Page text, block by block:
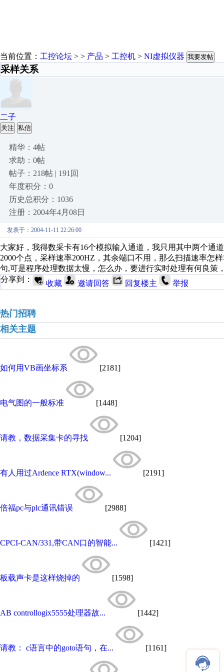
当前位置： 工控论坛 > > 产品 > 工控机 > NI虚拟仪器 我要发帖
采样关系
二子
关注 私信
精华：4帖
求助：0帖
帖子：218帖 | 191回
年度积分：0
历史总积分：1036
注册：2004年4月08日
发表于：2004-11-11 22:26:00
大家好，我得数采卡有16个模拟输入通道，我只用其中两个通
2000个点，采样速率200HZ，其余端口不用，那么扫描速率怎
句,可是程序处理数据太慢，怎么办，要进行实时处理有何良策
分享到：
收藏 邀请回答 回复楼主 举报
热门招聘
相关主题
如何用VB画坐标系 [2181]
电气图的一般标准 [1448]
请教，数据采集卡的寻找 [1204]
有人用过Ardence RTX(window... [2191]
倍福pc与plc通讯错误 [2988]
CPCI-CAN/331,带CAN口的智能... [1421]
板载声卡是这样烧掉的 [1598]
AB controllogix5555处理器故... [1442]
请教： c语言中的goto语句，在... [1161]